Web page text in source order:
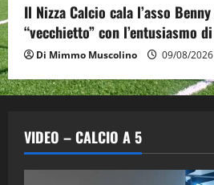
Il Nizza Calcio cala l’asso
“vecchietto” con l’entusiasmo
Di Mimmo Muscolino 09/08/2026
VIDEO – CALCIO A 5